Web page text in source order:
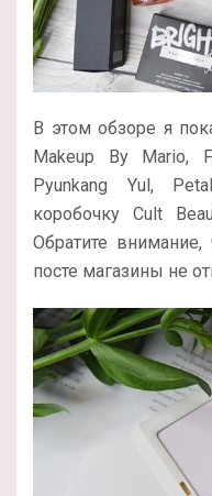
В этом обзоре я
Makeup By Mario,
Pyunkang Yul,
коробочку Cult
Обратите
посте магазины не